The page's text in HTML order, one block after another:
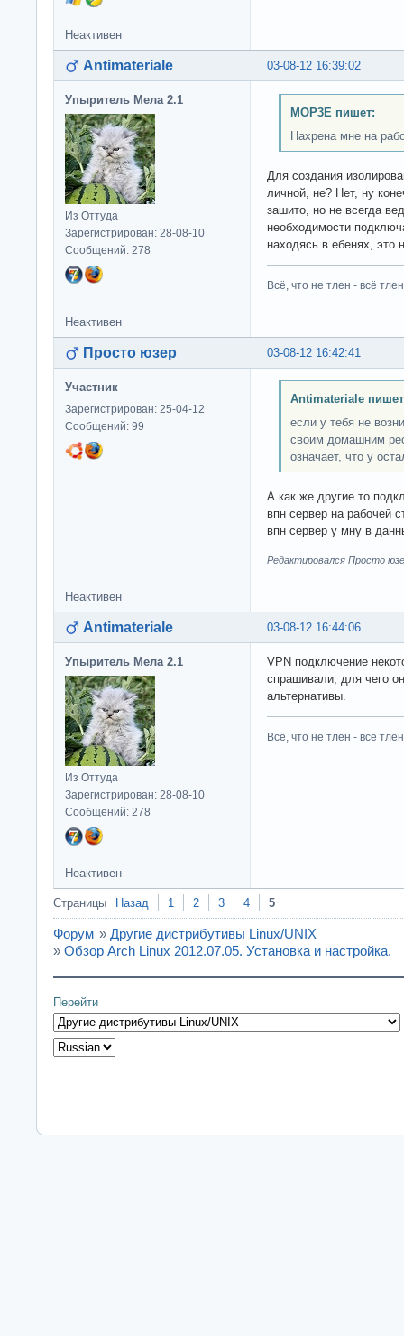
Неактивен
03-08-12 16:39:02
Antimateriale
Упыритель Мела 2.1
Из Оттуда
Зарегистрирован: 28-08-10
Сообщений: 278
MOP3E пишет:
Нахрена мне на
Для создания
личной, не? Нет, ну
зашито, но не всегда
необходимости
находясь в ебенях, это
Всё, что не тлен - всё
Неактивен
03-08-12 16:42:41
Просто юзер
Участник
Зарегистрирован: 25-04-12
Сообщений: 99
Antimateriale
если у тебя не
своим домашним
означает, что у
А как же другие то
впн сервер на рабочей
впн сервер у мну в
Редактировался Просто
Неактивен
03-08-12 16:44:06
Antimateriale
Упыритель Мела 2.1
Из Оттуда
Зарегистрирован: 28-08-10
Сообщений: 278
VPN подключение
спрашивали, для чего
альтернативы.
Всё, что не тлен - всё
Неактивен
Страницы Назад 1 2 3 4 5
Форум » Другие дистрибутивы Linux/UNIX
» Обзор Arch Linux 2012.07.05. Установка и настройка.
Перейти